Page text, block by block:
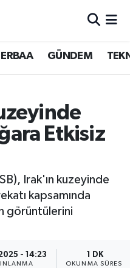
ERBAA GÜNDEM
Etkisiz
Irak'ın kuzeyinde
kapsamında
görüntülerini
- 14:23 1 DK
OKUNMA SÜRESI